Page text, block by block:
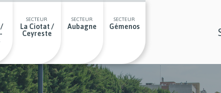
SECTEUR
La Ciotat /
Ceyreste
SECTEUR
Aubagne
SECTEUR
Gémenos